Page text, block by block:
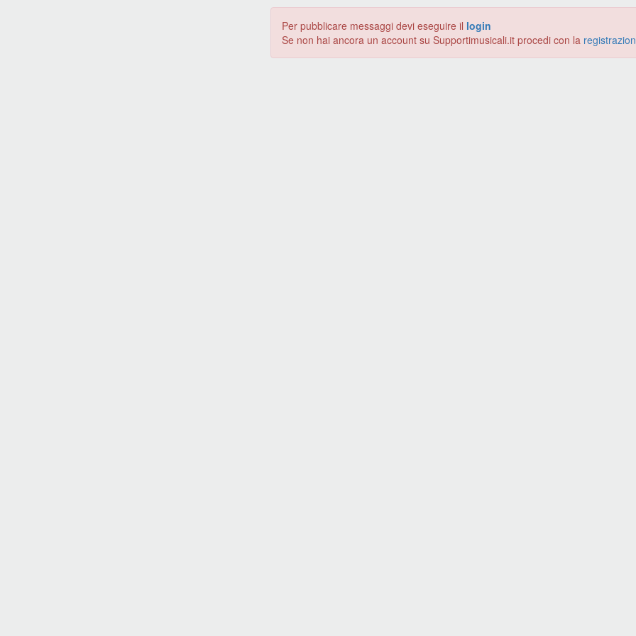
Per pubblicare messaggi devi eseguire il login
Se non hai ancora un account su Supportimusicali.it procedi con la